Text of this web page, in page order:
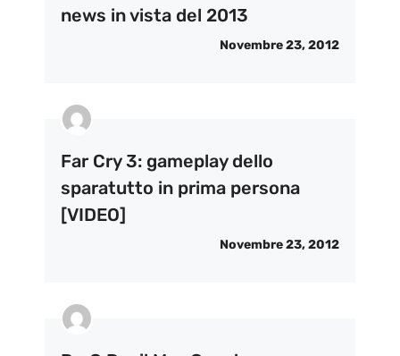
news in vista del 2013
Novembre 23, 2012
Far Cry 3: gameplay dello
sparatutto in prima persona
[VIDEO]
Novembre 23, 2012